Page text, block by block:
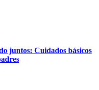
juntos: Cuidados básicos